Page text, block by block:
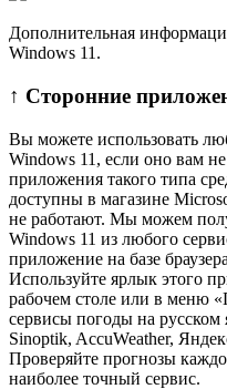
Дополнительная
Windows 11.
↑ Сторонние
Вы можете использовать
Windows 11, если оно вам
приложения такого типа
доступны в магазине
не работают. Мы можем
Windows 11 из любого
приложение на базе
Используйте ярлык этого
рабочем столе или в меню
сервисы погоды на
Sinoptik, AccuWeather,
Проверяйте прогнозы
наиболее точный сервис.